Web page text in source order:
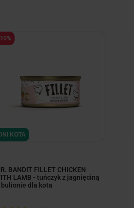
KOTA
BANDIT FILLET CHICKEN
LAMB - tuńczyk z jagnięciną
bulionie dla kota